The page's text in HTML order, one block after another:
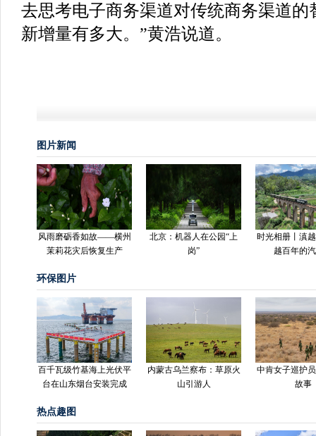
去思考电子商务渠道对传统商务渠道的
新增量有多大。”黄浩说道。